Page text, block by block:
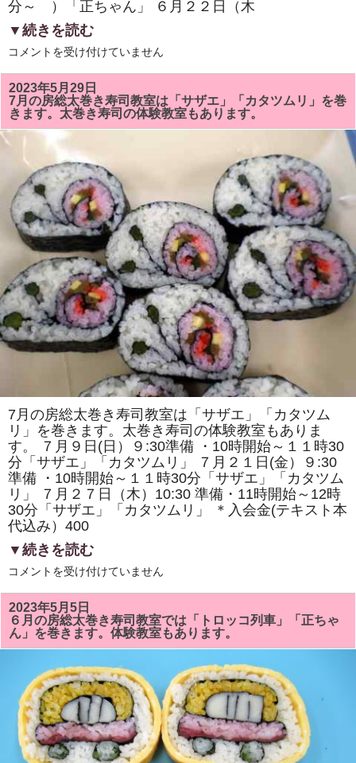
参
加
あ
り
が
と
ご
ざ
い
ま
し
た!！
は
分～ ）「正ちゃん」 ６月２２日（木
▼続きを読む
「市
市
市
制
施
行
６
０
事
業」
と
し
て
の
伝
統
文
化
「房
総
太
司
体
験
教
室」
を
開
催
し
ま
す。
は
コメントを受け付けていません
2023年5月29日
7月の房総太巻き寿司教室は「サザエ」「カタツムリ」を巻
きます。太巻き寿司の体験教室もあります。
7月の房総太巻き寿司教室は「サザエ」「カタツム
リ」を巻きます。太巻き寿司の体験教室もありま
す。 ７月９日(日）９:30準備 ・10時開始～１１時30
分「サザエ」「カタツムリ」 ７月２１日(金）９:30
準備 ・10時開始～１１時30分「サザエ」「カタツム
リ」 ７月２７日（木）10:30 準備・11時開始～12時
30分「サザエ」「カタツムリ」 ＊入会金(テキスト本
代込み）400
▼続きを読む
7
の
房
総
太
巻
き
は
「サ
ザ
エ」
「カ
コメントを受け付けていません
2023年5月5日
６月の房総太巻き寿司教室では「トロッコ列車」「正ちゃ
ん」を巻きます。体験教室もあります。